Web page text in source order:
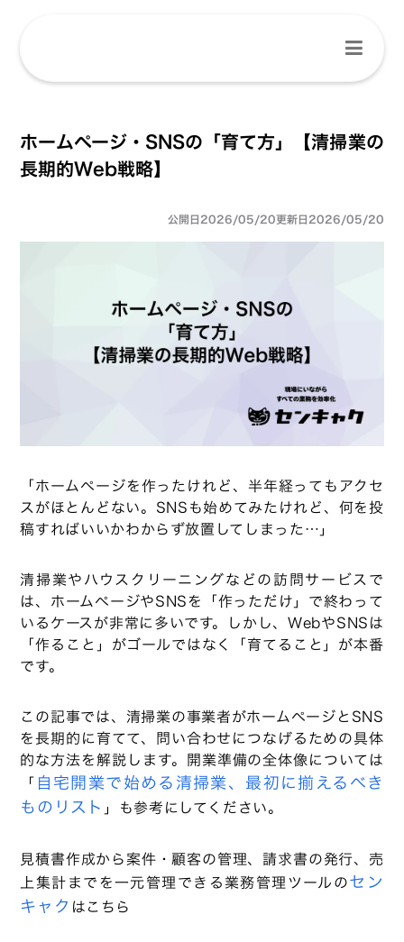
ホームページ・SNSの「育て方」【清掃業の
長期的Web戦略】
公開日2026/05/20更新日2026/05/20
「ホームページを作ったけれど、半年経ってもアクセ
スがほとんどない。SNSも始めてみたけれど、何を投
稿すればいいかわからず放置してしまった…」
清掃業やハウスクリーニングなどの訪問サービスで
は、ホームページやSNSを「作っただけ」で終わって
いるケースが非常に多いです。しかし、WebやSNSは
「作ること」がゴールではなく「育てること」が本番
です。
この記事では、清掃業の事業者がホームページとSNS
を長期的に育てて、問い合わせにつなげるための具体
的な方法を解説します。開業準備の全体像については
「 自宅開業で始める清掃業、最初に揃えるべき
ものリスト」も参考にしてください。
見積書作成から案件・顧客の管理、請求書の発行、売
上集計までを一元管理できる業務管理ツールのセン
キャク はこちら